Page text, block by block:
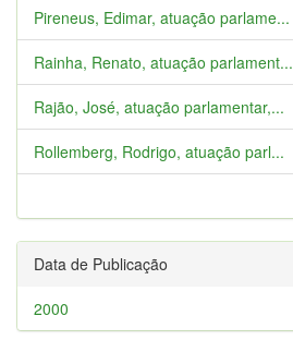
Pireneus, Edimar, atuação parlame...
Rainha, Renato, atuação parlament...
Rajão, José, atuação parlamentar,...
Rollemberg, Rodrigo, atuação parl...
Data de Publicação
2000